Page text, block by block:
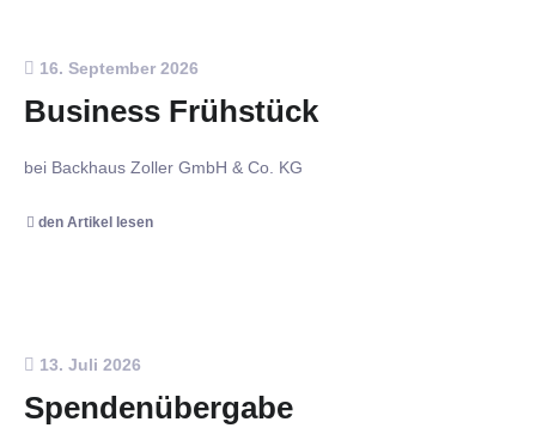
16. September 2026
Business Frühstück
bei Backhaus Zoller GmbH & Co. KG
den Artikel lesen
13. Juli 2026
Spendenübergabe